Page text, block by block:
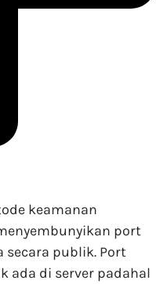
keamanan
port
secara publik. Port
ada di server padahal